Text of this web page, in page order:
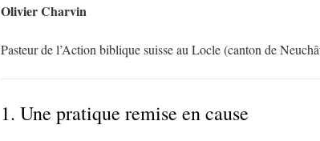
Olivier Charvin
Pasteur de l’Action biblique suisse au Locle (canton de
1. Une pratique remise en cause